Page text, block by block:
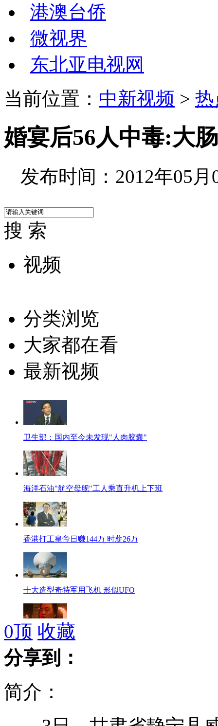
港澳台侨
微视界
东北亚电视网
当前位置： 中新视频 >
婚宴后56人中毒:大
发布时间：2012年05月
搜 索
视频
分类浏览
大家都在看
最新视频
卫生部：国内至今未发现"人肉胶囊"
海洋石油"航空母舰"工人乘直升机上下班
香港打工皇帝日赚144万 时薪26万
十大造型奇特军用飞机 形似UFO
川师大女厕所 现变态偷窥狂
法拉利明城墙上玩“漂移”被叫停
0顶 收藏
分享到：
简介：